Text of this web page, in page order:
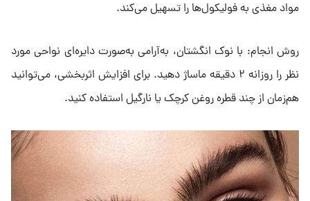
مواد مغذی به فولیکول‌ها را تسهیل می‌کند.
روش انجام: با نوک انگشتان، به‌آرامی به‌صورت دایره‌ای نواحی مورد
نظر را روزانه ۲ دقیقه ماساژ دهید. برای افزایش اثربخشی، می‌توانید
هم‌زمان از چند قطره روغن کرچک یا نارگیل استفاده کنید.